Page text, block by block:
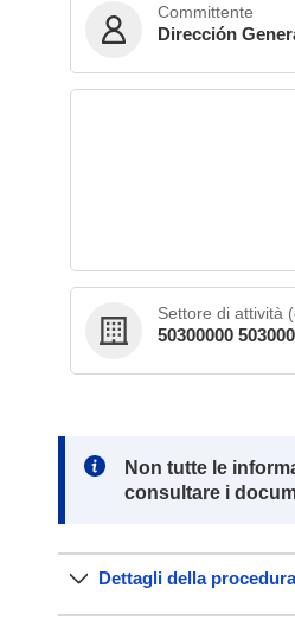
Committente
Dirección
Settore di attività
50300000
Note:
Non tutte le
consultare i
Dettagli della procedura